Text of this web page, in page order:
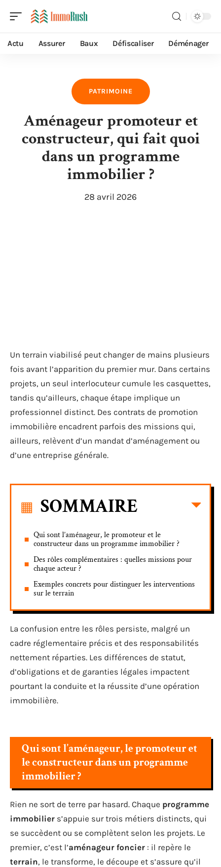
Actu Assurer Baux Défiscaliser Déménager
PATRIMOINE
Aménageur promoteur et
constructeur, qui fait quoi
dans un programme
immobilier ?
28 avril 2026
Un terrain viabilisé peut changer de mains plusieurs
fois avant l’apparition du premier mur. Dans certains
projets, un seul interlocuteur cumule les casquettes,
tandis qu’ailleurs, chaque étape implique un
professionnel distinct. Des contrats de promotion
immobilière encadrent parfois des missions qui,
ailleurs, relèvent d’un mandat d’aménagement ou
d’une entreprise générale.
SOMMAIRE
Qui sont l’aménageur, le promoteur et le
constructeur dans un programme immobilier ?
Des rôles complémentaires : quelles missions pour
chaque acteur ?
Exemples concrets pour distinguer les interventions
sur le terrain
La confusion entre les rôles persiste, malgré un
cadre réglementaire précis et des responsabilités
nettement réparties. Les différences de statut,
d’obligations et de garanties légales impactent
pourtant la conduite et la réussite d’une opération
immobilière.
Qui sont l’aménageur, le promoteur et
le constructeur dans un programme
immobilier ?
Rien ne sort de terre par hasard. Chaque programme
immobilier s’appuie sur trois métiers distincts, qui
se succèdent ou se complètent selon les projets. Le
premier, c’est l’aménageur foncier : il repère le
terrain, le transforme, le découpe et s’assure qu’il